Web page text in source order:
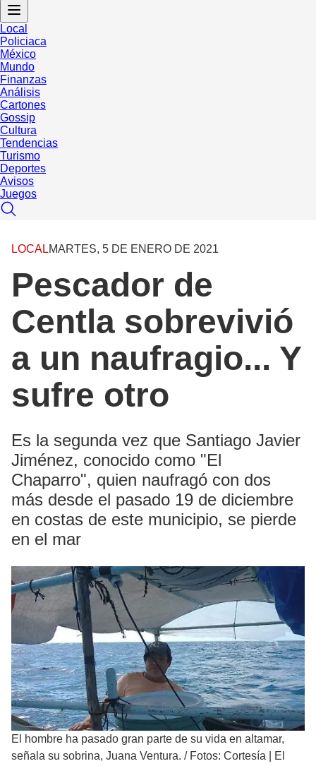
Local
Policiaca
México
Mundo
Finanzas
Análisis
Cartones
Gossip
Cultura
Tendencias
Turismo
Deportes
Avisos
Juegos
LOCALMARTES, 5 DE ENERO DE 2021
Pescador de
Centla sobrevivió
a un naufragio... Y
sufre otro
Es la segunda vez que Santiago Javier
Jiménez, conocido como "El
Chaparro", quien naufragó con dos
más desde el pasado 19 de diciembre
en costas de este municipio, se pierde
en el mar
El hombre ha pasado gran parte de su vida en altamar,
señala su sobrina, Juana Ventura. / Fotos: Cortesía | El